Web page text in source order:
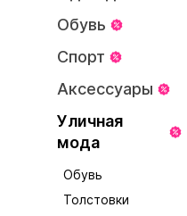
Обувь
Спорт
Аксессуары
Уличная
мода
Обувь
Толстовки